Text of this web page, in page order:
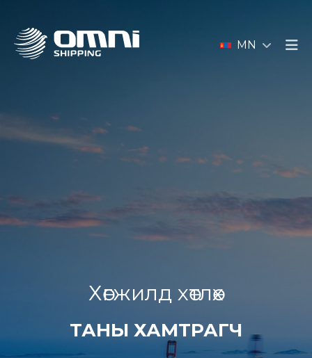
MN
Хөгжилд хөтлөх
ТАНЫ ХАМТРАГЧ